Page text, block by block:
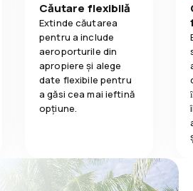
Căutare flexibilă
Extinde căutarea
pentru a include
aeroporturile din
apropiere și alege
date flexibile pentru
a găsi cea mai ieftină
opțiune.